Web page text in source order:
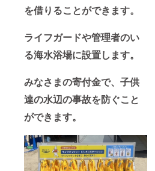
を借りることができます。
ライフガードや管理者のい
る海水浴場に設置します。
みなさまの寄付金で、子供
達の水辺の事故を防ぐこと
ができます。